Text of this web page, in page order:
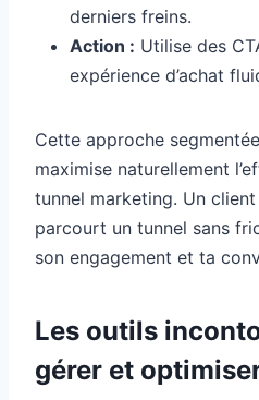
derniers freins.
Action : Utilise des
expérience d’achat
Cette approche
maximise naturellement
tunnel marketing. Un
parcourt un tunnel sans
son engagement et ta
Les outils
gérer et